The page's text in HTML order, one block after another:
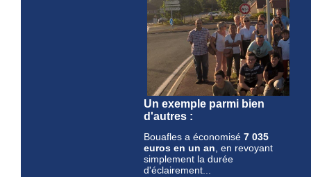
Un exemple parmi bien
d'autres :
Bouafles a économisé 7 035
euros en un an, en revoyant
simplement la durée
d'éclairement...